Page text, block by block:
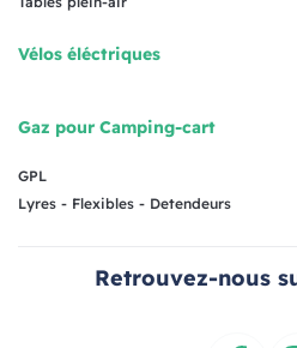
Vélos éléctriques
Gaz pour Camping-cart
GPL
Lyres - Flexibles - Detendeurs
Retrouvez-nous